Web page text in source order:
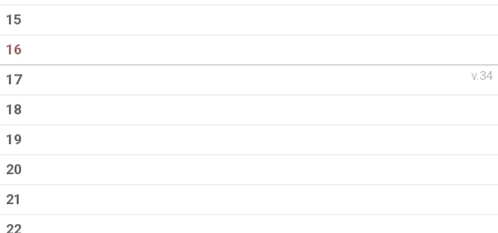
15
16
v.34
17
18
19
20
21
22